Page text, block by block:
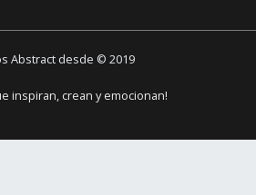
Abstract desde © 2019
inspiran, crean y emocionan!